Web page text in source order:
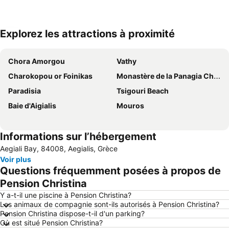
Explorez les attractions à proximité
Chora Amorgou
Vathy
Charokopou or Foinikas
Monastère de la Panagia Chozoviotissa
Paradisia
Tsigouri Beach
Baie d'Aigialis
Mouros
Informations sur l’hébergement
Aegiali Bay, 84008, Aegialis, Grèce
Voir plus
Questions fréquemment posées à propos de
Pension Christina
Y a-t-il une piscine à Pension Christina?
Les animaux de compagnie sont-ils autorisés à Pension Christina?
Pension Christina dispose-t-il d'un parking?
Où est situé Pension Christina?